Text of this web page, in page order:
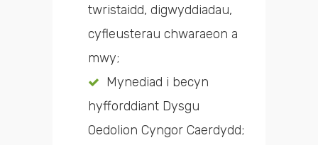
twristaidd, digwyddiadau,
cyfleusterau chwaraeon a
mwy;
Mynediad i becyn
hyfforddiant Dysgu
Oedolion Cyngor Caerdydd;